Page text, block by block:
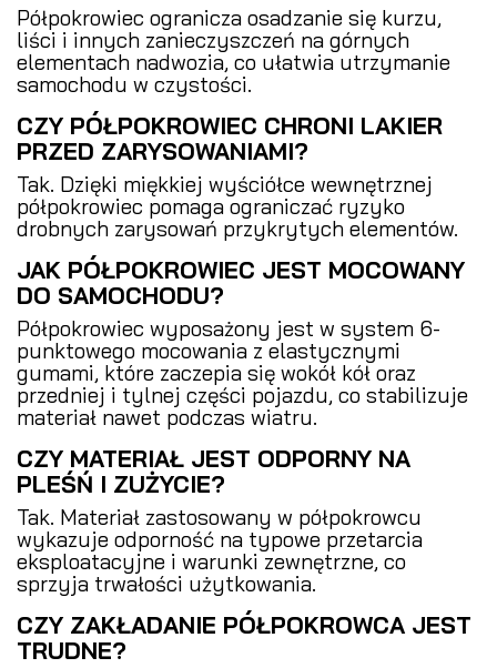
Półpokrowiec ogranicza osadzanie się kurzu,
liści i innych zanieczyszczeń na górnych
elementach nadwozia, co ułatwia utrzymanie
samochodu w czystości.
CZY PÓŁPOKROWIEC CHRONI LAKIER
PRZED ZARYSOWANIAMI?
Tak. Dzięki miękkiej wyściółce wewnętrznej
półpokrowiec pomaga ograniczać ryzyko
drobnych zarysowań przykrytych elementów.
JAK PÓŁPOKROWIEC JEST MOCOWANY
DO SAMOCHODU?
Półpokrowiec wyposażony jest w system 6-
punktowego mocowania z elastycznymi
gumami, które zaczepia się wokół kół oraz
przedniej i tylnej części pojazdu, co stabilizuje
materiał nawet podczas wiatru.
CZY MATERIAŁ JEST ODPORNY NA
PLEŚŃ I ZUŻYCIE?
Tak. Materiał zastosowany w półpokrowcu
wykazuje odporność na typowe przetarcia
eksploatacyjne i warunki zewnętrzne, co
sprzyja trwałości użytkowania.
CZY ZAKŁADANIE PÓŁPOKROWCA JEST
TRUDNE?